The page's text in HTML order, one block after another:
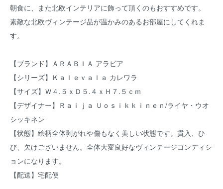
朝食に、また北欧インテリアに飾って頂くのもおすすめです。
素敵な北欧ヴィンテージ品が温かみのあるお部屋にしてくれま
す。
【ブランド】ＡＲＡＢＩＡ アラビア
【シリーズ】Ｋａｌｅｖａｌａ カレワラ
【サイズ】Ｗ４.５ｘＤ５.４ｘＨ７.５ｃｍ
【デザイナー】Ｒａｉｊａ Ｕｏｓｉｋｋｉｎｅｎ/ライヤ・ウオ
シッキネン
【状態】絵柄全体剥がれや傷もなく美しい状態です。貫入、ひ
び、欠けございません。全体大変良好なヴィンテージコンディシ
ョンになります。
【配送】宅配便